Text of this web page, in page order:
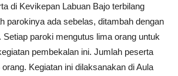
di Kevikepan Labuan Bajo terbilang
parokinya ada sebelas, ditambah dengan
Setiap paroki mengutus lima orang untuk
pembekalan ini. Jumlah peserta
Kegiatan ini dilaksanakan di Aula